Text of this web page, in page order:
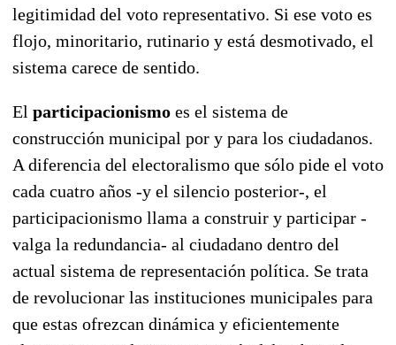
legitimidad del voto representativo. Si ese voto es
flojo, minoritario, rutinario y está desmotivado, el
sistema carece de sentido.
El participacionismo es el sistema de
construcción municipal por y para los ciudadanos.
A diferencia del electoralismo que sólo pide el voto
cada cuatro años -y el silencio posterior-, el
participacionismo llama a construir y participar -
valga la redundancia- al ciudadano dentro del
actual sistema de representación política. Se trata
de revolucionar las instituciones municipales para
que estas ofrezcan dinámica y eficientemente